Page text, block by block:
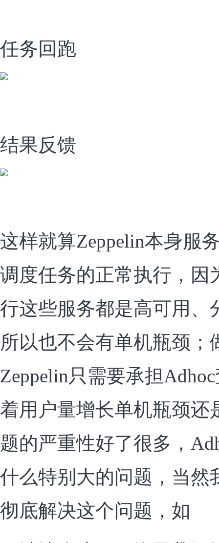
任务回跑
结果反馈
这样就算Zeppelin本身服
调度任务的正常执行，因
行这些服务都是高可用、
所以也不会有单机瓶颈；
Zeppelin只需要承担
着用户量增长单机瓶颈还
题的严重性好了很多，
什么特别大的问题，当然
彻底解决这个问题，如